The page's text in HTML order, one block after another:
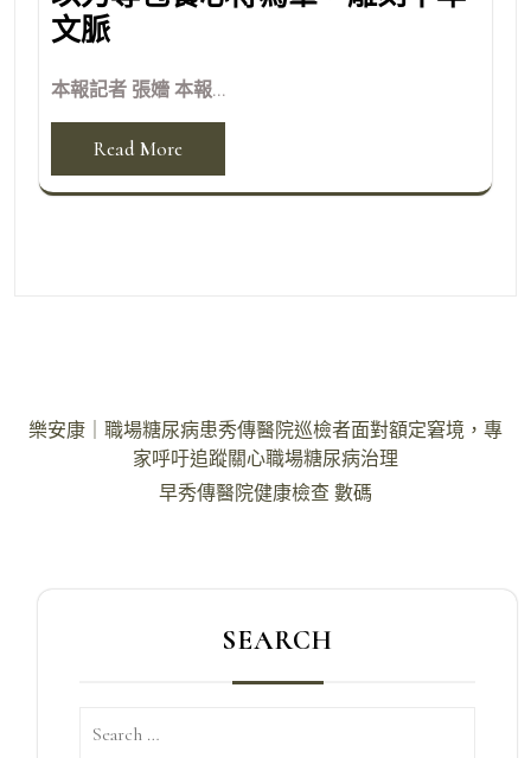
文脈
本報記者 張嬙 本報...
Read More
文
樂安康｜職場糖尿病患秀傳醫院巡檢者面對額定窘境，專
家呼吁追蹤關心職場糖尿病治理
早秀傳醫院健康檢查 數碼
SEARCH